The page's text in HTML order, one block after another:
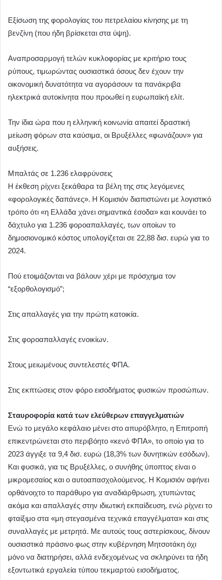
Εξίσωση της φορολογίας του πετρελαίου κίνησης με τη
βενζίνη (που ήδη βρίσκεται στα ύψη).
Αναπροσαρμογή τελών κυκλοφορίας με κριτήριο τους
ρύπους, τιμωρώντας ουσιαστικά όσους δεν έχουν την
οικονομική δυνατότητα να αγοράσουν τα πανάκριβα
ηλεκτρικά αυτοκίνητα που προωθεί η ευρωπαϊκή ελίτ.
Την ίδια ώρα που η ελληνική κοινωνία απαιτεί δραστική
μείωση φόρων στα καύσιμα, οι Βρυξέλλες «φωνάζουν» για
αυξήσεις.
Μπαλτάς σε 1.236 ελαφρύνσεις
Η έκθεση ρίχνει ξεκάθαρα τα βέλη της στις λεγόμενες
«φορολογικές δαπάνες». Η Κομισιόν διαπιστώνει με λογιστικό
τρόπο ότι «η Ελλάδα χάνει σημαντικά έσοδα» και κουνάει το
δάχτυλο για 1.236 φοροαπαλλαγές, των οποίων το
δημοσιονομικό κόστος υπολογίζεται σε 22,88 δισ. ευρώ για το
2024.
Πού ετοιμάζονται να βάλουν χέρι με πρόσχημα τον
“εξορθολογισμό”;
Στις απαλλαγές για την πρώτη κατοικία.
Στις φοροαπαλλαγές ενοικίων.
Στους μειωμένους συντελεστές ΦΠΑ.
Στις εκπτώσεις στον φόρο εισοδήματος φυσικών προσώπων.
Σταυροφορία κατά των ελεύθερων επαγγελματιών
Ενώ το μεγάλο κεφάλαιο μένει στο απυρόβλητο, η Επιτροπή
επικεντρώνεται στο περιβόητο «κενό ΦΠΑ», το οποίο για το
2023 άγγιξε τα 9,4 δισ. ευρώ (18,3% των δυνητικών εσόδων).
Και φυσικά, για τις Βρυξέλλες, ο συνήθης ύποπτος είναι ο
μικρομεσαίος και ο αυτοαπασχολούμενος. Η Κομισιόν αφήνει
ορθάνοιχτο το παράθυρο για αναδιάρθρωση, χτυπώντας
ακόμα και απαλλαγές στην ιδιωτική εκπαίδευση, ενώ ρίχνει το
φταίξιμο στα «μη στεγασμένα τεχνικά επαγγέλματα» και στις
συναλλαγές με μετρητά. Με αυτούς τους αστερίσκους, δίνουν
ουσιαστικά πράσινο φως στην κυβέρνηση Μητσοτάκη όχι
μόνο να διατηρήσει, αλλά ενδεχομένως να σκληρύνει τα ήδη
εξοντωτικά εργαλεία τύπου τεκμαρτού εισοδήματος.